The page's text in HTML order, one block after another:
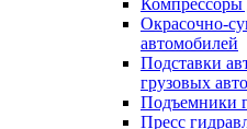
Компрессоры
Окрасочно-
автомобилей
Подставки
грузовых
Подъемники
Пресс